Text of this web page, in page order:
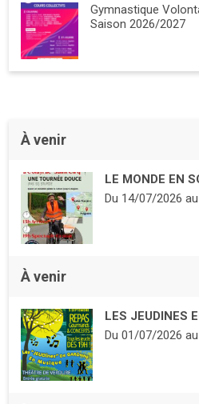
Gymnastique
Saison 2026/2027
À venir
LE MONDE EN
Du 14/07/2026au
À venir
LES JEUDINES
Du 01/07/2026au